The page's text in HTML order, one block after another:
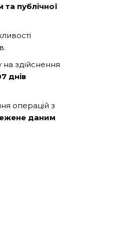
та публічної
здійснення
днів
операцій з
даним